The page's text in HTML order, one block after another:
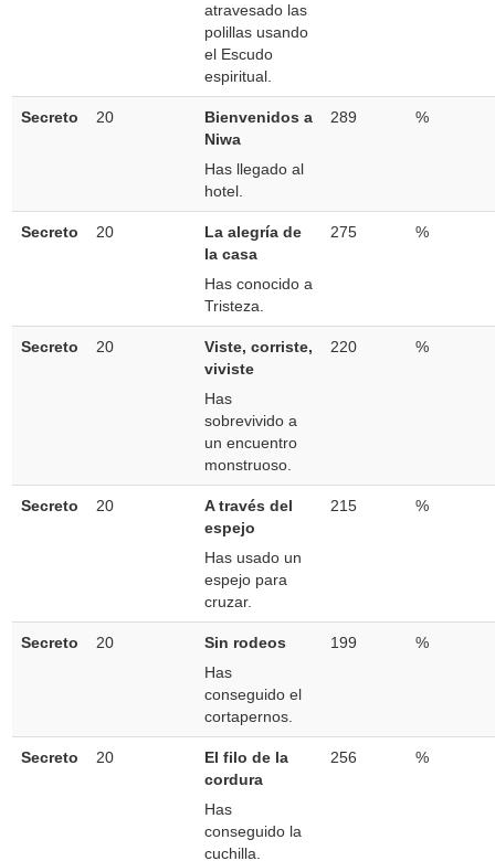
atravesado las
polillas usando
el Escudo
espiritual.
Secreto 20
Bienvenidos a
Niwa
Has llegado al
hotel.
289 %
Secreto 20
La alegría de
la casa
Has conocido a
Tristeza.
275 %
Secreto 20
Viste, corriste,
viviste
Has
sobrevivido a
un encuentro
monstruoso.
220 %
Secreto 20
A través del
espejo
Has usado un
espejo para
cruzar.
215 %
Secreto 20
Sin rodeos
Has
conseguido el
cortapernos.
199 %
Secreto 20
El filo de la
cordura
Has
conseguido la
cuchilla.
256 %